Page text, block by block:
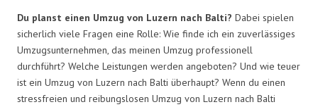
Du planst einen Umzug von Luzern nach Balti? Dabei spielen
sicherlich viele Fragen eine Rolle: Wie finde ich ein zuverlässiges
Umzugsunternehmen, das meinen Umzug professionell
durchführt? Welche Leistungen werden angeboten? Und wie teuer
ist ein Umzug von Luzern nach Balti überhaupt? Wenn du einen
stressfreien und reibungslosen Umzug von Luzern nach Balti